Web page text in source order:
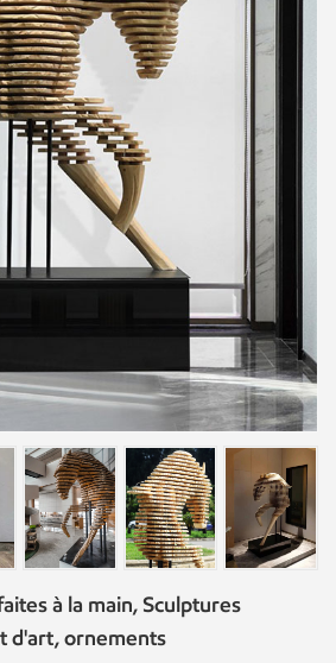
à la main, Sculptures
d'art, ornements